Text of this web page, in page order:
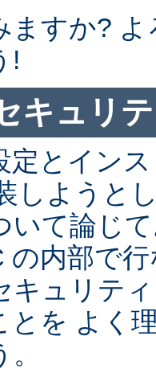
ますか?
!
キュリ
定とイン
しようと
いて論じ
の内部で
キュリテ
とを よく